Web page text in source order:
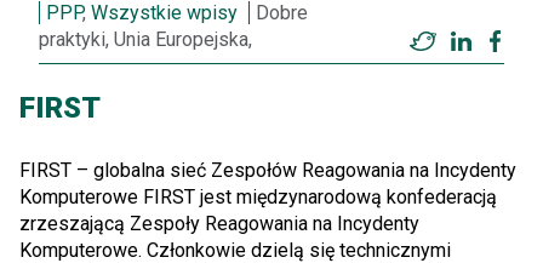
PPP, Wszystkie wpisy
Dobre
praktyki, Unia Europejska,
Twitter
FIRST
FIRST – globalna sieć Zespołów Reagowania na Incydenty
Komputerowe FIRST jest międzynarodową konfederacją
zrzeszającą Zespoły Reagowania na Incydenty
Komputerowe. Członkowie dzielą się technicznymi